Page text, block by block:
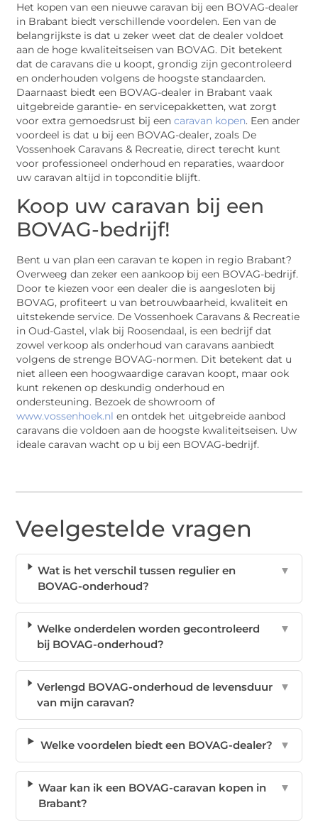
Het kopen van een nieuwe caravan bij een BOVAG-dealer
in Brabant biedt verschillende voordelen. Een van de
belangrijkste is dat u zeker weet dat de dealer voldoet
aan de hoge kwaliteitseisen van BOVAG. Dit betekent
dat de caravans die u koopt, grondig zijn gecontroleerd
en onderhouden volgens de hoogste standaarden.
Daarnaast biedt een BOVAG-dealer in Brabant vaak
uitgebreide garantie- en servicepakketten, wat zorgt
voor extra gemoedsrust bij eencaravan kopen. Een ander
voordeel is dat u bij een BOVAG-dealer, zoals De
Vossenhoek Caravans & Recreatie, direct terecht kunt
voor professioneel onderhoud en reparaties, waardoor
uw caravan altijd in topconditie blijft.
Koop uw caravan bij een
BOVAG-bedrijf!
Bent u van plan een caravan te kopen in regio Brabant?
Overweeg dan zeker een aankoop bij een BOVAG-bedrijf.
Door te kiezen voor een dealer die is aangesloten bij
BOVAG, profiteert u van betrouwbaarheid, kwaliteit en
uitstekende service. De Vossenhoek Caravans & Recreatie
in Oud-Gastel, vlak bij Roosendaal, is een bedrijf dat
zowel verkoop als onderhoud van caravans aanbiedt
volgens de strenge BOVAG-normen. Dit betekent dat u
niet alleen een hoogwaardige caravan koopt, maar ook
kunt rekenen op deskundig onderhoud en
ondersteuning. Bezoek de showroom of
www.vossenhoek.nl en ontdek het uitgebreide aanbod
caravans die voldoen aan de hoogste kwaliteitseisen. Uw
ideale caravan wacht op u bij een BOVAG-bedrijf.
Veelgestelde vragen
Wat is het verschil tussen regulier en
BOVAG-onderhoud?
▼
Welke onderdelen worden gecontroleerd
bij BOVAG-onderhoud?
▼
Verlengd BOVAG-onderhoud de levensduur
van mijn caravan?
▼
Welke voordelen biedt een BOVAG-dealer? ▼
Waar kan ik een BOVAG-caravan kopen in
Brabant?
▼